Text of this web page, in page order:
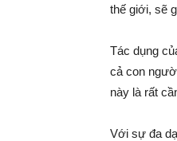
thế giới, sẽ
Tác dụng
cả con
này là rất
Với sự đa